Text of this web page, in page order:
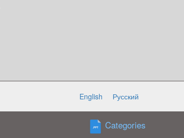
English Русский
Categories